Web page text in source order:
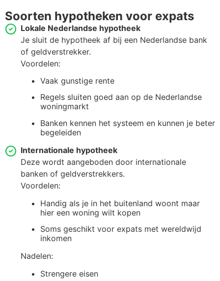
Soorten hypotheken voor expats
Lokale Nederlandse hypotheek
Je sluit de hypotheek af bij een Nederlandse bank
of geldverstrekker.
Voordelen:
Vaak gunstige rente
Regels sluiten goed aan op de Nederlandse
woningmarkt
Banken kennen het systeem en kunnen je beter
begeleiden
Internationale hypotheek
Deze wordt aangeboden door internationale
banken of geldverstrekkers.
Voordelen:
Handig als je in het buitenland woont maar
hier een woning wilt kopen
Soms geschikt voor expats met wereldwijd
inkomen
Nadelen:
Strengere eisen